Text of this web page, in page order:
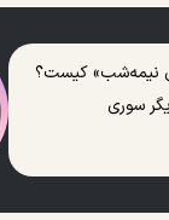
نیمه‌شب» کیست؟
سوری